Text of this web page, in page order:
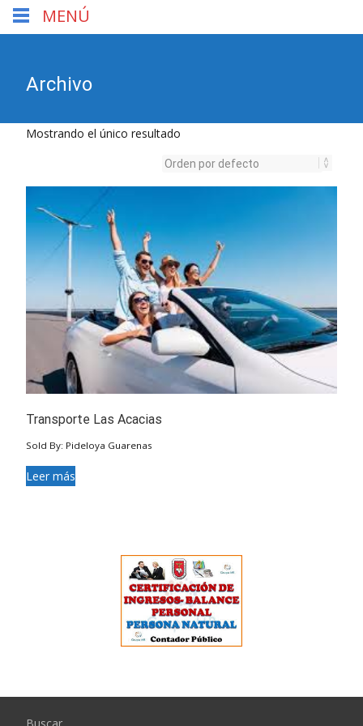
Archivo
Mostrando el único resultado
Transporte Las Acacias
Sold By: Pideloya Guarenas
Leer más
MENÚ